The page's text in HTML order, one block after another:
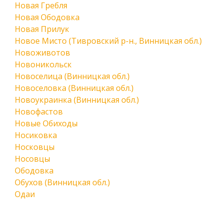
Новая Гребля
Новая Ободовка
Новая Прилук
Новое Мисто (Тивровский р-н., Винницкая обл.)
Новоживотов
Новоникольск
Новоселица (Винницкая обл.)
Новоселовка (Винницкая обл.)
Новоукраинка (Винницкая обл.)
Новофастов
Новые Обиходы
Носиковка
Носковцы
Носовцы
Ободовка
Обухов (Винницкая обл.)
Одаи